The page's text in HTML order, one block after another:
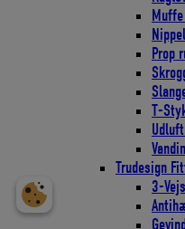
Prop
T-
Trudesign
3-